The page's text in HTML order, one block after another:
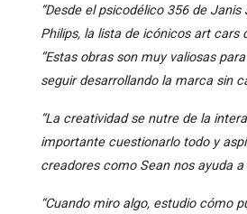
“Desde el psicodélico 356 de
Philips, la lista de icónicos art cars
“Estas obras son muy valiosas
seguir desarrollando la marca sin
“La creatividad se nutre de la
importante cuestionarlo todo y
creadores como Sean nos ayuda
“Cuando miro algo, estudio cómo